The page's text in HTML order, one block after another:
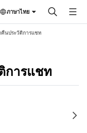
ภาษาไทย
คืนประวัติการแชท
การแชท